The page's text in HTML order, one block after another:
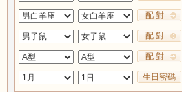
配 對
配 對
配 對
生日密碼